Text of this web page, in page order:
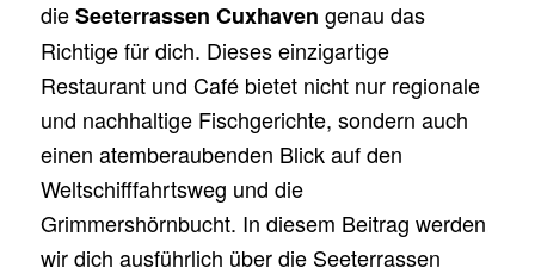
dieSeeterrassen Cuxhaven genau das
Richtige für dich. Dieses einzigartige
Restaurant und Café bietet nicht nur regionale
und nachhaltige Fischgerichte, sondern auch
einen atemberaubenden Blick auf den
Weltschifffahrtsweg und die
Grimmershörnbucht. In diesem Beitrag werden
wir dich ausführlich über die Seeterrassen